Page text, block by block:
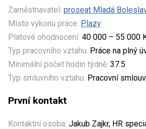
Zaměstnavatel: proseat Mladá
Místo výkonu práce: Plazy
Platové ohodnocení: 40 000 – 55 000
Typ pracovního vztahu: Práce na plný
Minimální počet hodin týdně: 37.5
Typ smluvního vztahu: Pracovní
První kontakt
Kontaktní osoba: Jakub Zajkr, HR